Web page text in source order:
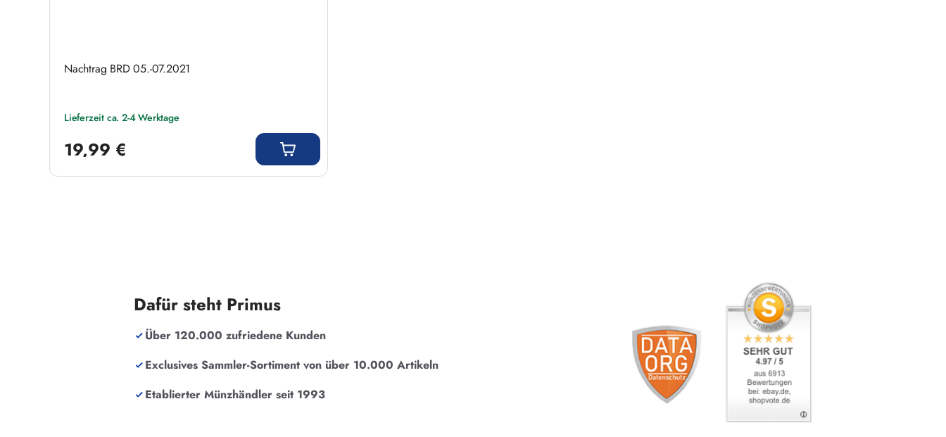
Nachtrag BRD 05.-07.2021
Lieferzeit ca. 2-4 Werktage
19,99 €
Dafür steht Primus
Über 120.000 zufriedene Kunden
Exclusives Sammler-Sortiment von über 10.000 Artikeln
Etablierter Münzhändler seit 1993